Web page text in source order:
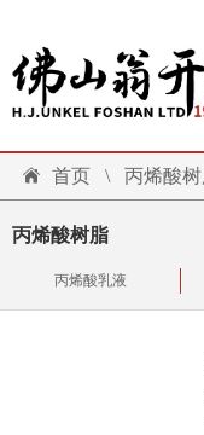
首页 \ 丙烯酸树
丙烯酸树脂
丙烯酸乳液